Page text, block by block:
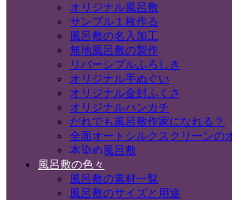
オリジナル風呂敷
サンプル１枚作る
風呂敷の名入加工
無地風呂敷の製作
リバーシブルふろしき
オリジナル手ぬぐい
オリジナル金封ふくさ
オリジナルハンカチ
だれでも風呂敷作家になれる？
全面オートシルクスクリーンの
本染め風呂敷
風呂敷の色々
風呂敷の素材一覧
風呂敷のサイズと用途